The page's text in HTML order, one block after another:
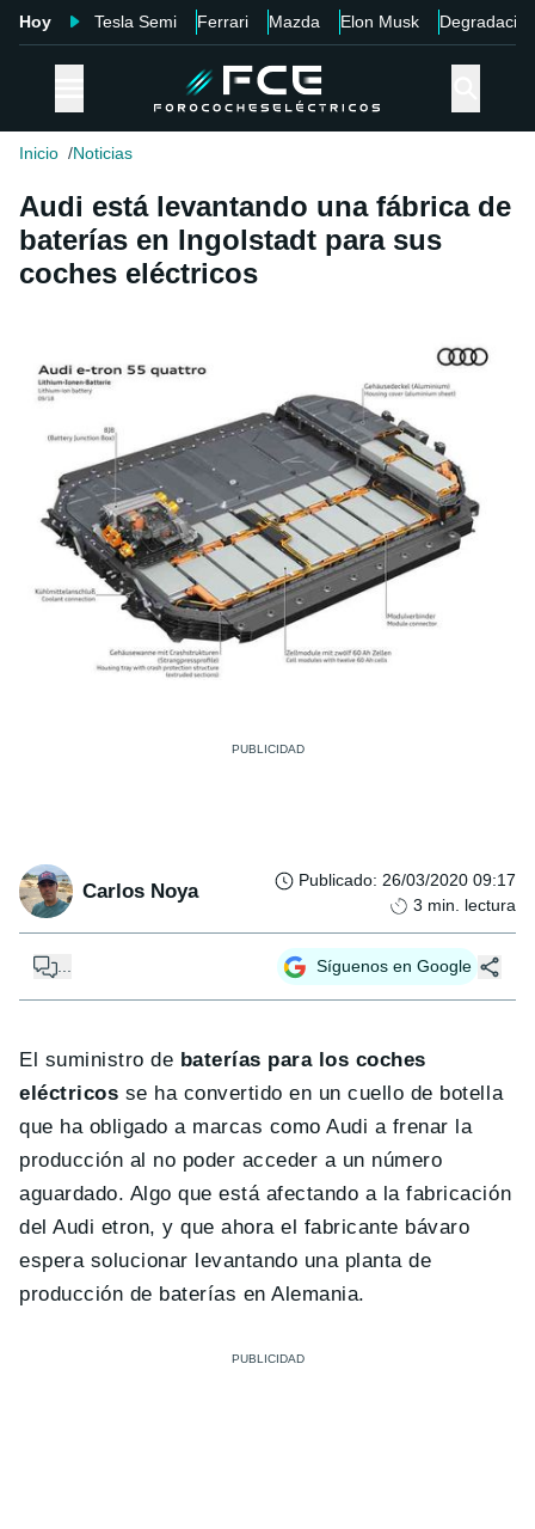
Hoy Tesla Semi Ferrari Mazda Elon Musk Degradación
Inicio Noticias
Audi está levantando una fábrica de
baterías en Ingolstadt para sus
coches eléctricos
Carlos Noya Publicado: 26/03/2020 09:17
3 min. lectura
... Síguenos en Google
El suministro de baterías para los coches
eléctricos se ha convertido en un cuello de botella
que ha obligado a marcas como Audi a frenar la
producción al no poder acceder a un número
aguardado. Algo que está afectando a la fabricación
del Audi etron, y que ahora el fabricante bávaro
espera solucionar levantando una planta de
producción de baterías en Alemania.